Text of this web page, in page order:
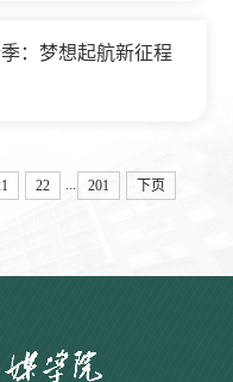
：梦想起航新征程
22 201 下页